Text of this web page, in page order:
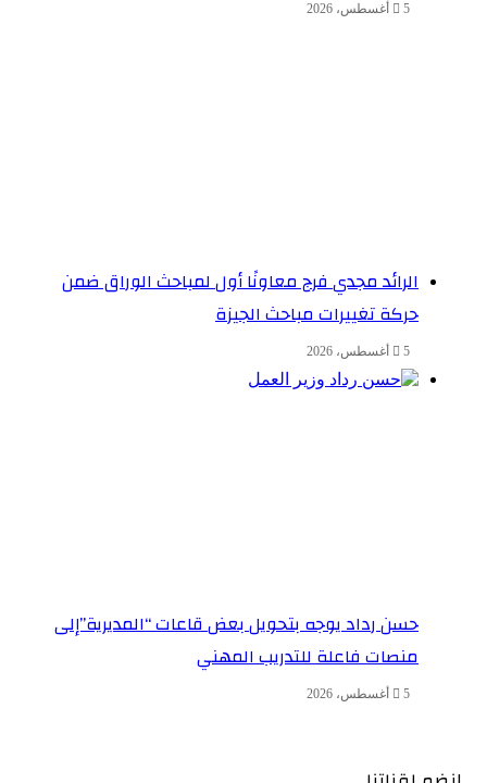
5 أغسطس، 2026
الرائد مجدي فرج معاونًا أول لمباحث الوراق ضمن
حركة تغييرات مباحث الجيزة
5 أغسطس، 2026
حسن رداد يوجه بتحويل بعض قاعات “المديرية”إلى
منصات فاعلة للتدريب المهني
5 أغسطس، 2026